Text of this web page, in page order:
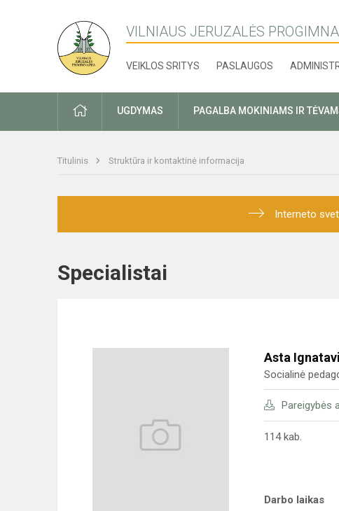
VILNIAUS JERUZALĖS
VEIKLOS SRITYS PASLAUGOS
PRADŽIAUGDYMAS PAGALBA MOKINIAMS IR
Titulinis Struktūra ir kontaktinė informacija
Interneto
Specialistai
Asta
Socialinė
Pareigybės
114 kab.
Darbo laikas